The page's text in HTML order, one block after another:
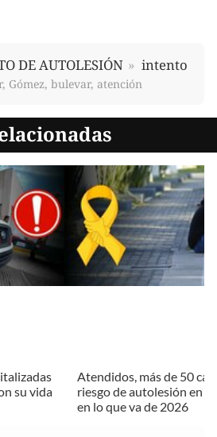
DE AUTOLESIÓN
intento
Gómez, bulevar, atención
su vida
Atendidos, más de 50
riesgo de autolesión en
en lo que va de 2026